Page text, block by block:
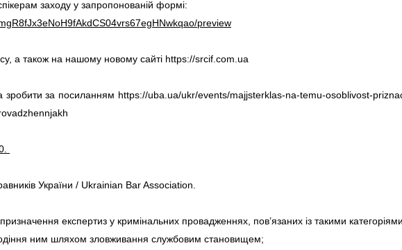
заходу у запропонованій формі:
preview
а також на нашому новому сайті https://srcif.com.ua
за посиланням https://uba.ua/ukr/events/majjsterklas-na-temu-osoblivost-
України / Ukrainian Bar Association.
експертиз у кримінальних провадженнях, пов’язаних із такими
ним шляхом зловживання службовим становищем;